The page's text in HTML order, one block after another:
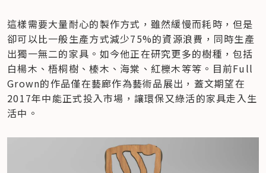
這樣需要大量耐心的製作方式，雖然緩慢而耗時，但是
卻可以比一般生產方式減少75%的資源浪費，同時生產
出獨一無二的家具。如今他正在研究更多的樹種，包括
白楊木、梧桐樹、榛木、海棠、紅櫟木等等。目前Full
Grown的作品僅在藝廊作為藝術品展出，蓋文期望在
2017年中能正式投入市場，讓環保又綠活的家具走入生
活中。